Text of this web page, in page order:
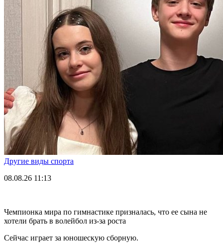
Другие виды спорта
08.08.26 11:13
Чемпионка мира по гимнастике призналась, что ее сына не
хотели брать в волейбол из-за роста
Сейчас играет за юношескую сборную.